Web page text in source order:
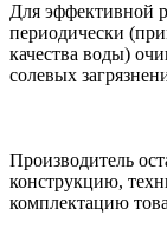
Для эффективной
периодически
качества воды)
солевых
Производитель
конструкцию,
комплектацию